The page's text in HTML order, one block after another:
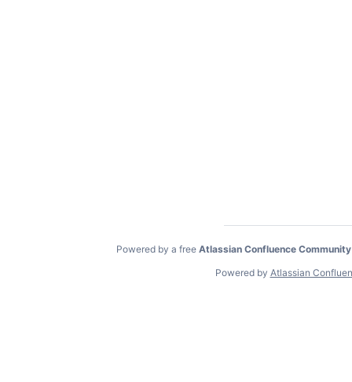
Powered by a free Atlassian Confluence
Powered by Atlassian